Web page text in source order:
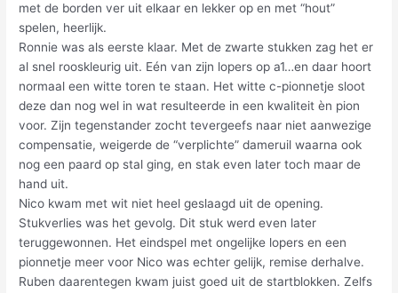
met de borden ver uit elkaar en lekker op en met “hout”
spelen, heerlijk.
Ronnie was als eerste klaar. Met de zwarte stukken zag het er
al snel rooskleurig uit. Eén van zijn lopers op a1…en daar hoort
normaal een witte toren te staan. Het witte c-pionnetje sloot
deze dan nog wel in wat resulteerde in een kwaliteit èn pion
voor. Zijn tegenstander zocht tevergeefs naar niet aanwezige
compensatie, weigerde de “verplichte” dameruil waarna ook
nog een paard op stal ging, en stak even later toch maar de
hand uit.
Nico kwam met wit niet heel geslaagd uit de opening.
Stukverlies was het gevolg. Dit stuk werd even later
teruggewonnen. Het eindspel met ongelijke lopers en een
pionnetje meer voor Nico was echter gelijk, remise derhalve.
Ruben daarentegen kwam juist goed uit de startblokken. Zelfs